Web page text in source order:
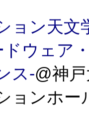
ョン天文
ウェア
ス-@神
ョンホー